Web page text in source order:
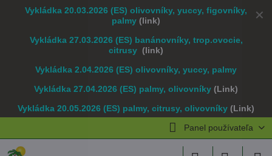
✕
Vykládka 20.03.2026 (ES) olivovníky, yuccy, figovníky,
palmy (link)
Vykládka 27.03.2026 (ES) banánovníky, trop.ovocie,
citrusy (link)
Vykládka 2.04.2026 (ES) olivovníky, yuccy, palmy
Vykládka 27.04.2026 (ES) palmy, olivovníky (Link)
Vykládka 20.05.2026 (ES) palmy, citrusy, olivovníky (Link)
Panel používateľa